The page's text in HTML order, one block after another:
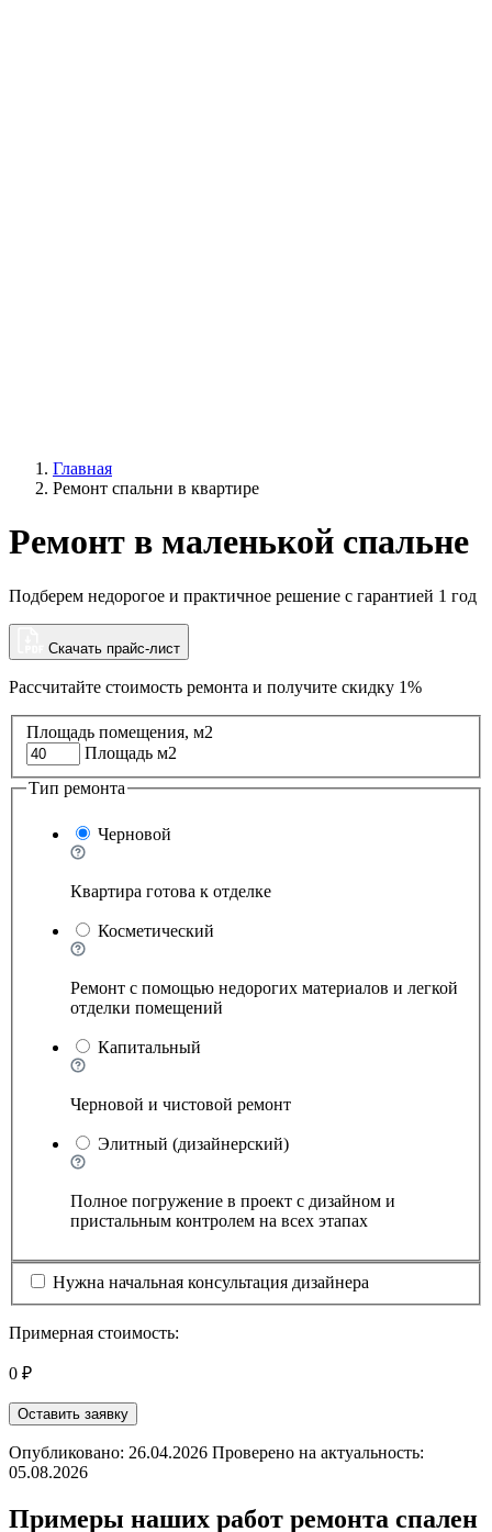
Главная
Ремонт спальни в квартире
Ремонт в маленькой спальне
Подберем недорогое и практичное решение с гарантией 1 год
Скачать прайс-лист
Рассчитайте стоимость ремонта и получите скидку 1%
Площадь помещения, м2
Площадь м2
Тип ремонта
Черновой
Квартира готова к отделке
Косметический
Ремонт с помощью недорогих материалов и легкой
отделки помещений
Капитальный
Черновой и чистовой ремонт
Элитный (дизайнерский)
Полное погружение в проект с дизайном и
пристальным контролем на всех этапах
Нужна начальная консультация дизайнера
Примерная стоимость:
0 ₽
Оставить заявку
Опубликовано: 26.04.2026 Проверено на актуальность:
05.08.2026
Примеры наших работ ремонта спален